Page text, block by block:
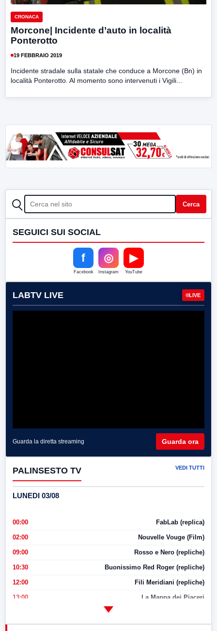
CRONACA
Morcone| Incidente d’auto in località
Ponterotto
19 FEBBRAIO 2019
Incidente stradale sulla statale che conduce a Morcone (Bn) in
località Ponterotto. Al momento sono intervenuti i Vigili...
CERCA Cerca
SEGUICI SUI SOCIAL
f
Facebook
◎
Instagram
▶
YouTube
LABTV LIVE LIVE
Guarda la diretta streaming Guarda ora
PALINSESTO TV VEDI TUTTI
LUNEDI 03/08
00:00 FabLab (replica)
02:00 Nouvelle Vouge (Film)
09:00 Rosso e Nero (repliche)
10:30 Buonissimo Red Roger (repliche)
12:00 Fili Meridiani (repliche)
13:00 La Mappa dei Piaceri